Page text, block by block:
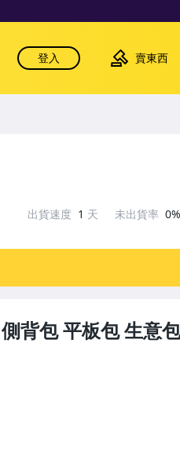
登入 賣東西
背包 平板包 生意
出貨速度 1 天 未出貨率 0%